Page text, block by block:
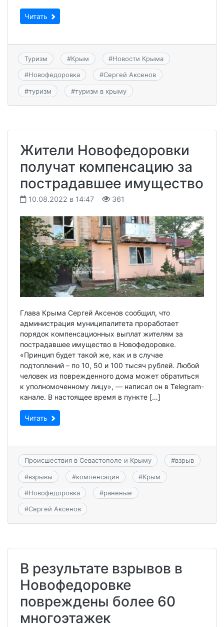
Читать
Туризм #Крым #Новости Крыма
#Новофедоровка #Сергей Аксенов
#туризм #туризм в крыму
Жители Новофедоровки
получат компенсацию за
пострадавшее имущество
10.08.2022 в 14:47 361
Глава Крыма Сергей Аксенов сообщил, что
администрация муниципалитета проработает
порядок компенсационных выплат жителям за
пострадавшее имущество в Новофедоровке.
«Принцип будет такой же, как и в случае
подтоплений – по 10, 50 и 100 тысяч рублей. Любой
человек из поврежденного дома может обратиться
к уполномоченному лицу», — написал он в Telegram-
канале. В настоящее время в пункте […]
Читать
Происшествия в Севастополе и Крыму #взрыв
#взрывы #компенсация #Крым
#Новофедоровка #раненые
#Сергей Аксенов
В результате взрывов в
Новофедоровке
повреждены более 60
многоэтажек